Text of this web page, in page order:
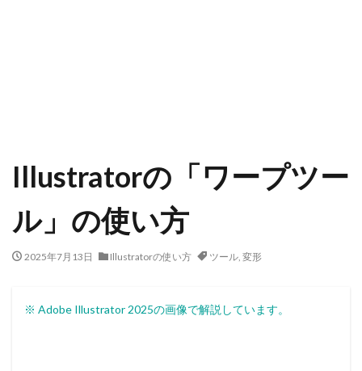
Illustratorの「ワープツー
ル」の使い方
2025年7月13日 Illustratorの使い方 ツール, 変形
※ Adobe Illustrator 2025の画像で解説しています。